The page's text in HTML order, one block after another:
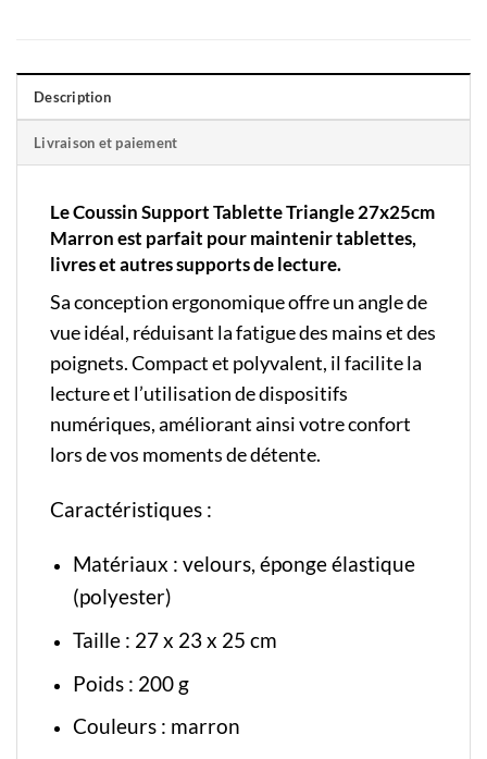
Description
Livraison et paiement
Le Coussin Support Tablette Triangle 27x25cm
Marron est parfait pour maintenir tablettes,
livres et autres supports de lecture.
Sa conception ergonomique offre un angle de
vue idéal, réduisant la fatigue des mains et des
poignets. Compact et polyvalent, il facilite la
lecture et l’utilisation de dispositifs
numériques, améliorant ainsi votre confort
lors de vos moments de détente.
Caractéristiques :
Matériaux : velours, éponge élastique
(polyester)
Taille : 27 x 23 x 25 cm
Poids : 200 g
Couleurs : marron